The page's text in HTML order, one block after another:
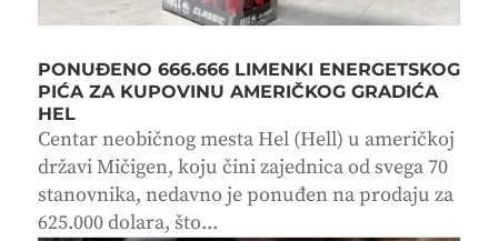
PONUĐENO 666.666 LIMENKI ENERGETSKOG
PIĆA ZA KUPOVINU AMERIČKOG GRADIĆA
HEL
Centar neobičnog mesta Hel (Hell) u američkoj
državi Mičigen, koju čini zajednica od svega 70
stanovnika, nedavno je ponuđen na prodaju za
625.000 dolara, što...